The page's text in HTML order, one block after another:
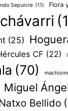
Sepulcre (11) Flora
(25)
CF (22)
(70)
Miguel
Bellido